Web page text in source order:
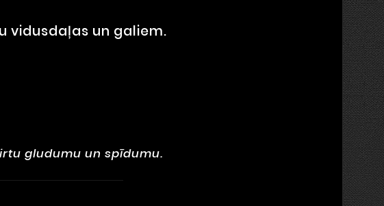
vidusdaļas un galiem.
gludumu un spīdumu.